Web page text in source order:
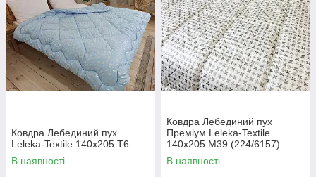
Ковдра Лебединий пух
Leleka-Textile 140х205 Т6
В наявності
Ковдра Лебединий пух
Преміум Leleka-Textile
140х205 М39 (224/6157)
В наявності